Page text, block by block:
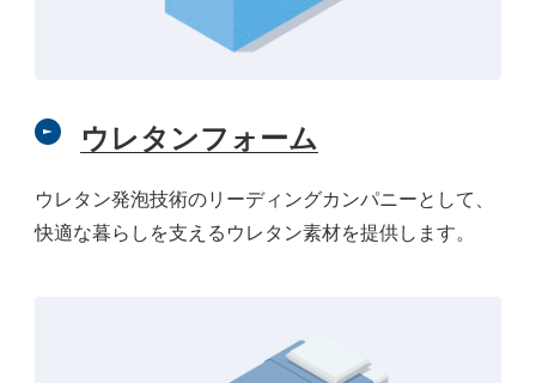
ウレタンフォーム
ウレタン発泡技術のリーディングカンパニーとして、
快適な暮らしを支えるウレタン素材を提供します。